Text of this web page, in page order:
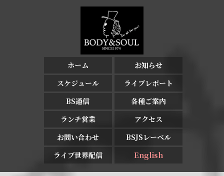
ホーム
お知らせ
スケジュール
ライブレポート
BS通信
各種ご案内
ランチ営業
アクセス
お問い合わせ
BSJSレーベル
ライブ世界配信
English